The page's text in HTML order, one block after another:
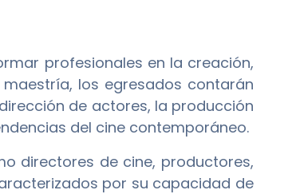
profesionales en la creación,
los egresados contarán
de actores, la producción
del cine contemporáneo.
directores de cine, productores,
por su capacidad de